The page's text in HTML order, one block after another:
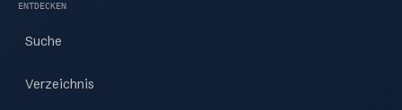
ENTDECKEN
Suche
Verzeichnis